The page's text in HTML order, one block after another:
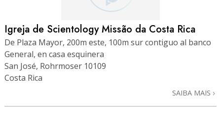
Igreja de Scientology Missão da Costa Rica
De Plaza Mayor, 200m este, 100m sur contiguo al banco
General, en casa esquinera
San José, Rohrmoser 10109
Costa Rica
SAIBA MAIS